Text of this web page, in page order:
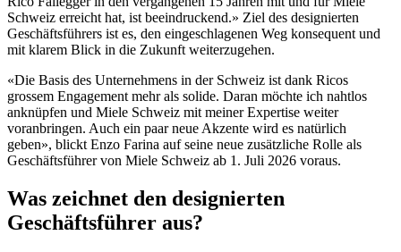
Schweiz erreicht hat, ist beeindruckend.» Ziel des designierten
Geschäftsführers ist es, den eingeschlagenen Weg konsequent und
mit klarem Blick in die Zukunft weiterzugehen.
«Die Basis des Unternehmens in der Schweiz ist dank Ricos
grossem Engagement mehr als solide. Daran möchte ich nahtlos
anknüpfen und Miele Schweiz mit meiner Expertise weiter
voranbringen. Auch ein paar neue Akzente wird es natürlich
geben», blickt Enzo Farina auf seine neue zusätzliche Rolle als
Geschäftsführer von Miele Schweiz ab 1. Juli 2026 voraus.
Was zeichnet den designierten
Geschäftsführer aus?